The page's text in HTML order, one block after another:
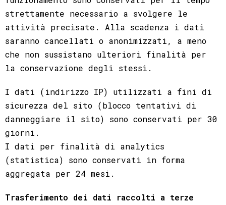
strettamente necessario a svolgere le
attività precisate. Alla scadenza i dati
saranno cancellati o anonimizzati, a meno
che non sussistano ulteriori finalità per
la conservazione degli stessi.
I dati (indirizzo IP) utilizzati a fini di
sicurezza del sito (blocco tentativi di
danneggiare il sito) sono conservati per 30
giorni.
I dati per finalità di analytics
(statistica) sono conservati in forma
aggregata per 24 mesi.
Trasferimento dei dati raccolti a terze